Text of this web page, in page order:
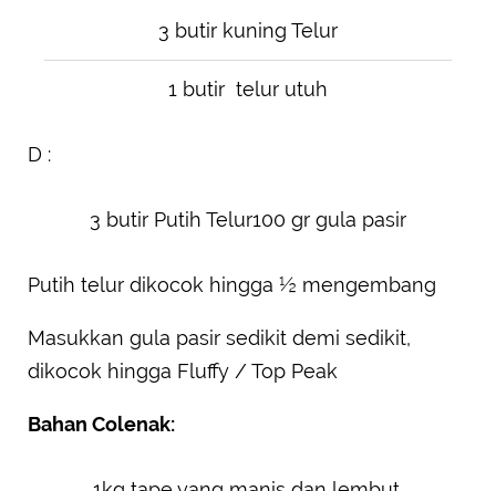
3 butir kuning Telur
1 butir telur utuh
D :
3 butir Putih Telur100 gr gula pasir
Putih telur dikocok hingga ½ mengembang
Masukkan gula pasir sedikit demi sedikit,
dikocok hingga Fluffy / Top Peak
Bahan Colenak: